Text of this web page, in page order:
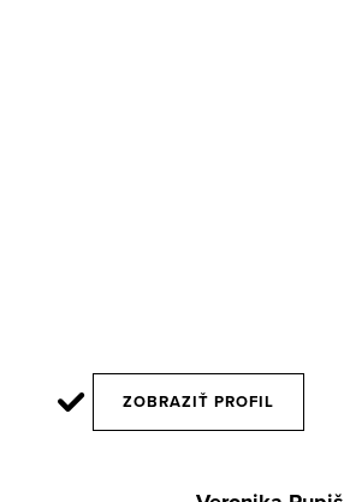
ZOBRAZIŤ PROFIL